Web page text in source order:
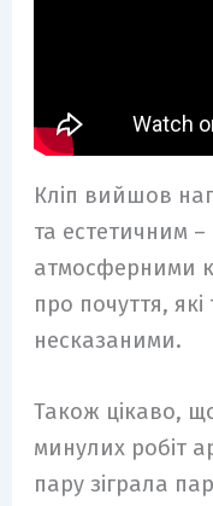
Кліп вийшов
та естетичним
атмосферними
про почуття,
несказаними.
Також цікаво,
минулих робіт
пару зіграла